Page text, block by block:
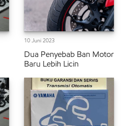
10 Juni 2023
Dua Penyebab Ban Motor
Baru Lebih Licin